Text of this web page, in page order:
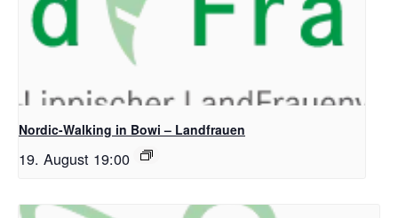
Nordic-Walking in Bowi – Landfrauen
19. August 19:00